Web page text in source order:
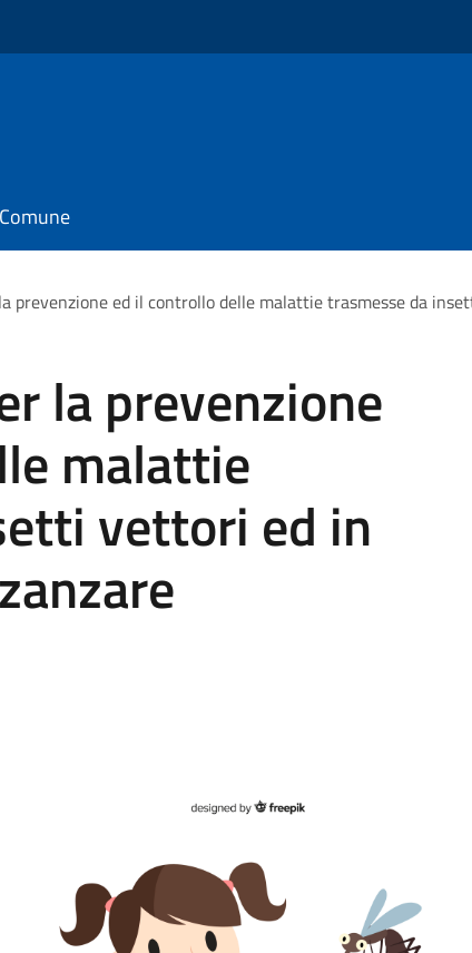
prevenzione ed il controllo delle malattie trasmesse da
la prevenzione
malattie
vettori ed in